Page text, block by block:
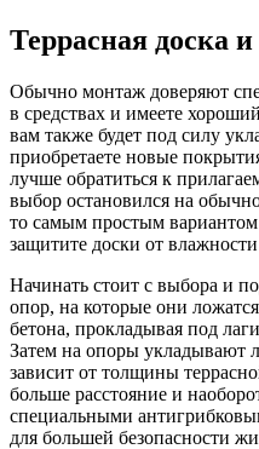
Террасная доска
Обычно монтаж доверяют
в средствах и имеете
вам также будет под силу
приобретаете новые
лучше обратиться к
выбор остановился на
то самым простым
защитите доски от
Начинать стоит с выбора и
опор, на которые они
бетона, прокладывая под
Затем на опоры укладывают
зависит от толщины
больше расстояние и
специальными
для большей безопасности